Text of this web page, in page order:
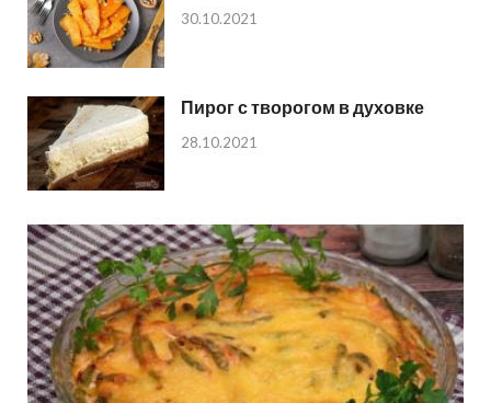
30.10.2021
Пирог с творогом в духовке
28.10.2021